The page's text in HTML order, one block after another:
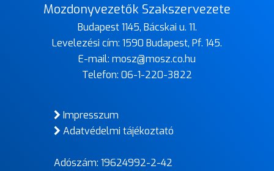
Mozdonyvezetők Szakszervezete
Budapest 1145, Bácskai u. 11.
Levelezési cím: 1590 Budapest, Pf. 145.
E-mail: mosz@mosz.co.hu
Telefon: 06-1-220-3822
Impresszum
Adatvédelmi tájékoztató
Adószám: 19624992-2-42